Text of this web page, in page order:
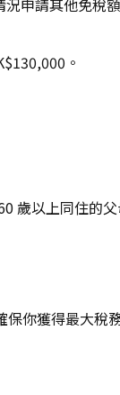
申請其他免稅
。
歲以上同住的
你獲得最大稅